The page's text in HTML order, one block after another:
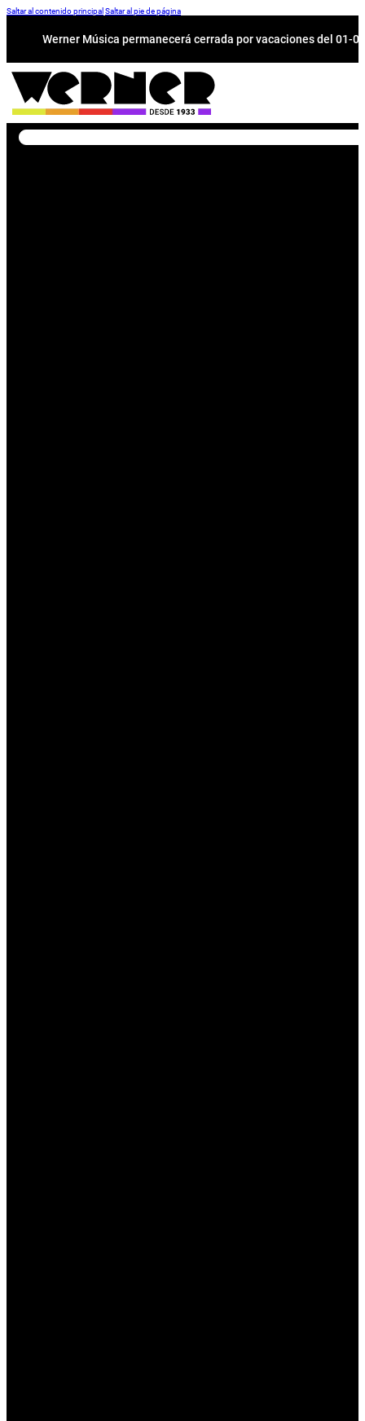
Saltar al contenido principal Saltar al pie de página
Werner Música permanecerá cerrada por vacaciones del 01-
Buscar